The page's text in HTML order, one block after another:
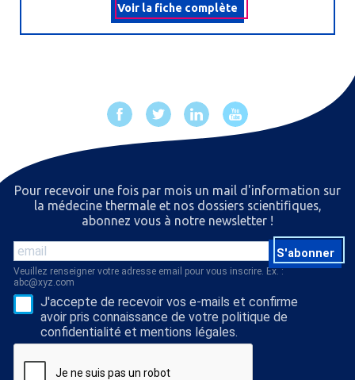
Voir la fiche complète
Pour recevoir une fois par mois un mail d'information sur
la médecine thermale et nos dossiers scientiﬁques,
abonnez vous à notre newsletter !
S'abonner
Veuillez renseigner votre adresse email pour vous inscrire. Ex. :
abc@xyz.com
J'accepte de recevoir vos e-mails et confirme
avoir pris connaissance de votre politique de
confidentialité et mentions légales.